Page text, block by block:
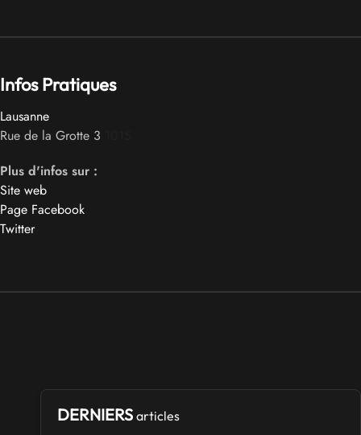
Infos Pratiques
Lausanne
Rue de la Grotte 3
Plus d'infos sur :
Site web
Page Facebook
Twitter
DERNIERS articles